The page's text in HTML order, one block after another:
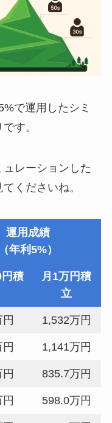
で運用したシミ
す。
レーションした
くださいね。
運用成績
（年利5%）
積
月 1万円積
立
1,532万円
1,141万円
835.7万円
598.0万円